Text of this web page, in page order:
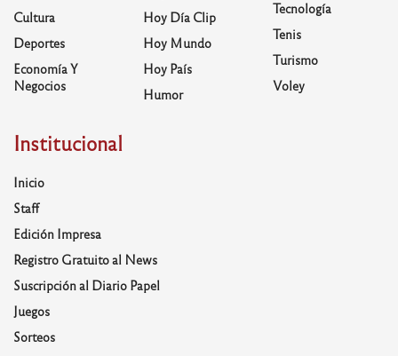
Cultura
Deportes
Economía Y
Negocios
Hoy Día Clip
Hoy Mundo
Hoy País
Humor
Tecnología
Tenis
Turismo
Voley
Institucional
Inicio
Staff
Edición Impresa
Registro Gratuito al News
Suscripción al Diario Papel
Juegos
Sorteos